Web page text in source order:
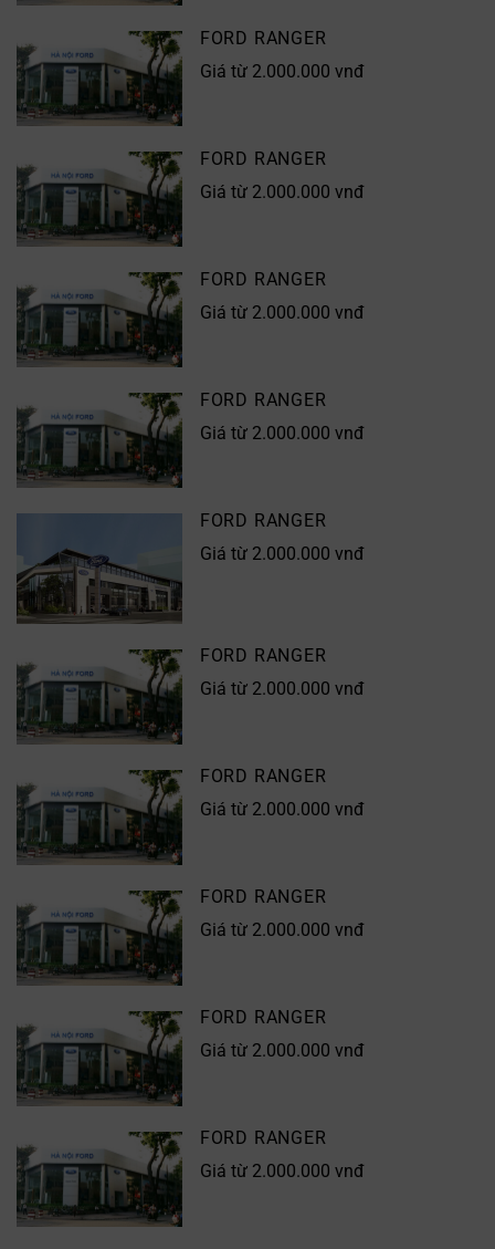
FORD RANGER
Giá từ 2.000.000 vnđ
FORD RANGER
Giá từ 2.000.000 vnđ
FORD RANGER
Giá từ 2.000.000 vnđ
FORD RANGER
Giá từ 2.000.000 vnđ
FORD RANGER
Giá từ 2.000.000 vnđ
FORD RANGER
Giá từ 2.000.000 vnđ
FORD RANGER
Giá từ 2.000.000 vnđ
FORD RANGER
Giá từ 2.000.000 vnđ
FORD RANGER
Giá từ 2.000.000 vnđ
FORD RANGER
Giá từ 2.000.000 vnđ